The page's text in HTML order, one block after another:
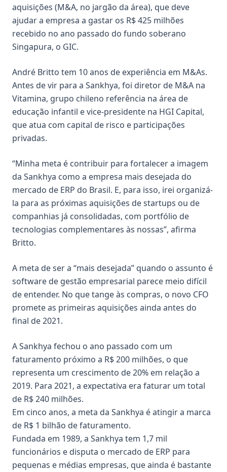
aquisições (M&A, no jargão da área), que deve
ajudar a empresa a gastar os R$ 425 milhões
recebido no ano passado do fundo soberano
Singapura, o GIC.
André Britto tem 10 anos de experiência em M&As.
Antes de vir para a Sankhya, foi diretor de M&A na
Vitamina, grupo chileno referência na área de
educação infantil e vice-presidente na HGI Capital,
que atua com capital de risco e participações
privadas.
“Minha meta é contribuir para fortalecer a imagem
da Sankhya como a empresa mais desejada do
mercado de ERP do Brasil. E, para isso, irei organizá-
la para as próximas aquisições de startups ou de
companhias já consolidadas, com portfólio de
tecnologias complementares às nossas”, afirma
Britto.
A meta de ser a “mais desejada” quando o assunto é
software de gestão empresarial parece meio difícil
de entender. No que tange às compras, o novo CFO
promete as primeiras aquisições ainda antes do
final de 2021.
A Sankhya fechou o ano passado com um
faturamento próximo a R$ 200 milhões, o que
representa um crescimento de 20% em relação a
2019. Para 2021, a expectativa era faturar um total
de R$ 240 milhões.
Em cinco anos, a meta da Sankhya é atingir a marca
de R$ 1 bilhão de faturamento.
Fundada em 1989, a Sankhya tem 1,7 mil
funcionários e disputa o mercado de ERP para
pequenas e médias empresas, que ainda é bastante